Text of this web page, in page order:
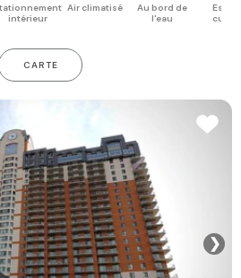
intérieur
Air climatisé
Au bord de
l'eau
CARTE
❯